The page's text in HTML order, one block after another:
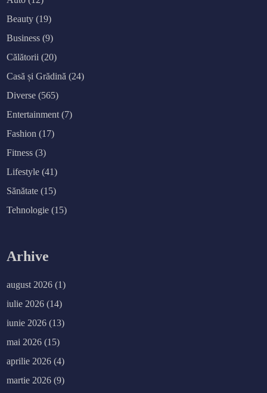
p
e
t
u
e
e
r
a
c
c
d
n
t
r
Beauty (19)
Business (9)
Călătorii (20)
Casă și Grădină (24)
Diverse (565)
Entertainment (7)
Fashion (17)
Fitness (3)
Lifestyle (41)
Sănătate (15)
Tehnologie (15)
Arhive
august 2026 (1)
iulie 2026 (14)
iunie 2026 (13)
mai 2026 (15)
aprilie 2026 (4)
martie 2026 (9)